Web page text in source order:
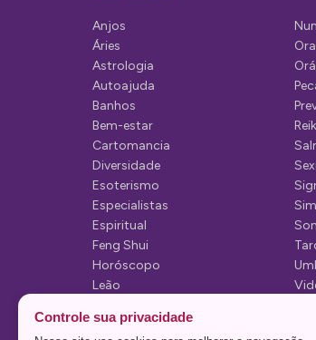
o
d
e
P
o
s
t
Anjos
Áries
Astrologia
Autoajuda
Banhos
Bem-estar
Cartomancia
Diversidade
Esoterismo
Especialistas
Espiritual
Feng Shui
Horóscopo
Leão
Mediunidade
Controle sua privacidade